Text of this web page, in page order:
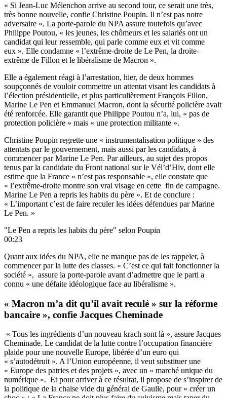
« Si Jean-Luc Mélenchon arrive au second tour, ce serait une très,
très bonne nouvelle, confie Christine Poupin. Il n’est pas notre
adversaire ». La porte-parole du NPA assure toutefois qu’avec
Philippe Poutou, « les jeunes, les chômeurs et les salariés ont un
candidat qui leur ressemble, qui parle comme eux et vit comme
eux ». Elle condamne « l’extrême-droite de Le Pen, la droite-
extrême de Fillon et le libéralisme de Macron ».
Elle a également réagi à l’arrestation, hier, de deux hommes
soupçonnés de vouloir commettre un attentat visant les candidats à
l’élection présidentielle, et plus particulièrement François Fillon,
Marine Le Pen et Emmanuel Macron, dont la sécurité policière avait
été renforcée. Elle garantit que Philippe Poutou n’a, lui, « pas de
protection policière » mais « une protection militante ».
Christine Poupin regrette une « instrumentalisation politique » des
attentats par le gouvernement, mais aussi par les candidats, à
commencer par Marine Le Pen. Par ailleurs, au sujet des propos
tenus par la candidate du Front national sur le Vél’d’Hiv, dont elle
estime que la France « n’est pas responsable », elle constate que
« l’extrême-droite montre son vrai visage en cette fin de campagne.
Marine Le Pen a repris les habits du père ». Et de conclure :
« L’important c’est de faire reculer les idées défendues par Marine
Le Pen. »
"Le Pen a repris les habits du père" selon Poupin
00:23
Quant aux idées du NPA, elle ne manque pas de les rappeler, à
commencer par la lutte des classes. « C’est ce qui fait fonctionner la
société », assure la porte-parole avant d’admettre que le parti a
connu « une défaite idéologique face au libéralisme ».
« Macron m’a dit qu’il avait reculé » sur la réforme
bancaire », confie Jacques Cheminade
« Tous les ingrédients d’un nouveau krach sont là », assure Jacques
Cheminade. Le candidat de la lutte contre l’occupation financière
plaide pour une nouvelle Europe, libérée d’un euro qui
« s’autodétruit ». A l’Union européenne, il veut substituer une
« Europe des patries et des projets », avec un « marché unique du
numérique ». Et pour arriver à ce résultat, il propose de s’inspirer de
la politique de la chaise vide du général de Gaulle, pour « créer un